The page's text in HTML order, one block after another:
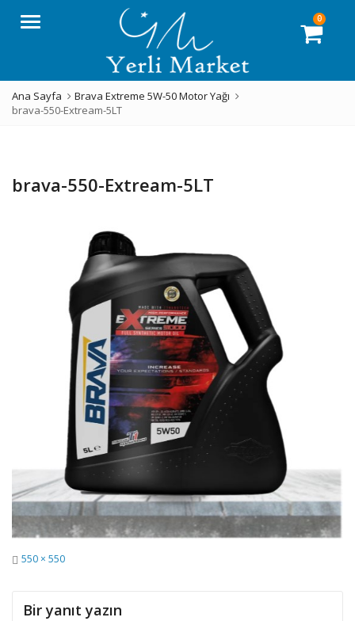
Menü 0
Ana Sayfa
Brava Extreme 5W-50 Motor Yağı
brava-550-Extream-5LT
brava-550-Extream-5LT
Tam
550 × 550
Bir yanıt yazın